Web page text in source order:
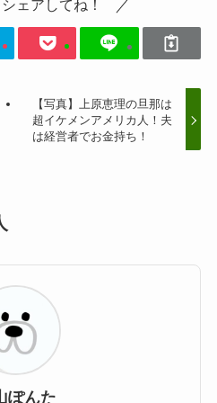
ェアしてね！
【写真】上原恵理の旦那は
超イケメンアメリカ人！夫
は経営者でお金持ち！
ぽんた